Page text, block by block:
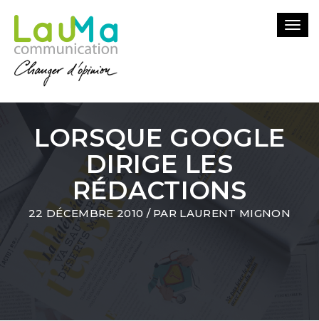
LORSQUE GOOGLE
DIRIGE LES
RÉDACTIONS
22 DÉCEMBRE 2010 / PAR LAURENT MIGNON